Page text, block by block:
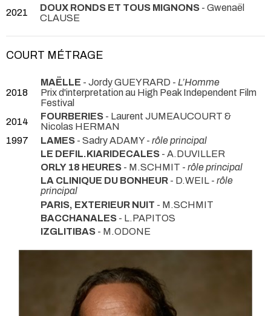
2021 DOUX RONDS ET TOUS MIGNONS - Gwenaël
CLAUSE
COURT MÉTRAGE
2018
MAËLLE - Jordy GUEYRARD - L’Homme
Prix d'interpretation au High Peak Independent Film
Festival
2014
FOURBERIES - Laurent JUMEAUCOURT &
Nicolas HERMAN
1997
LAMES - Sadry ADAMY - rôle principal
LE DEFIL.KIARIDECALES - A.DUVILLER
ORLY 18 HEURES - M.SCHMIT - rôle principal
LA CLINIQUE DU BONHEUR - D.WEIL - rôle
principal
PARIS, EXTERIEUR NUIT - M.SCHMIT
BACCHANALES - L.PAPITOS
IZGLITIBAS - M.ODONE